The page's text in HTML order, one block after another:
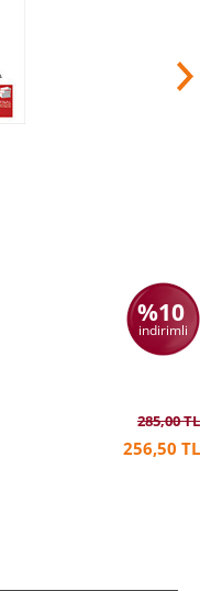
%10
indirimli
285,00 TL
256,50 TL